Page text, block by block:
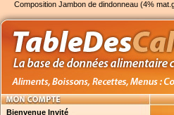
Composition Jambon de dindonneau (4%
Bienvenue Invité